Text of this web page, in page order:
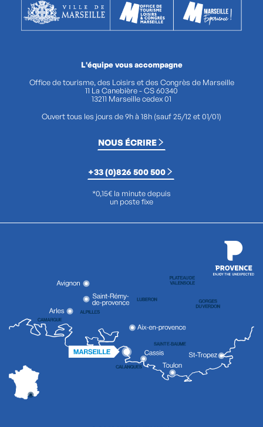
L'équipe vous accompagne
Office de tourisme, des Loisirs et des Congrès de Marseille
11 La Canebière - CS 60340
13211 Marseille cedex 01
Ouvert tous les jours de 9h à 18h (sauf 25/12 et 01/01)
NOUS ÉCRIRE
+33 (0)826 500 500
*0,15€ la minute depuis
un poste fixe